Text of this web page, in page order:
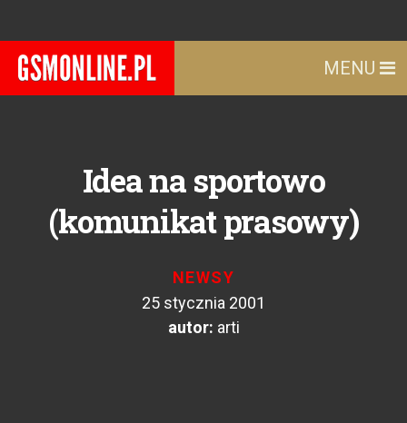
MENU
Idea na sportowo
(komunikat prasowy)
NEWSY
25 stycznia 2001
autor: arti